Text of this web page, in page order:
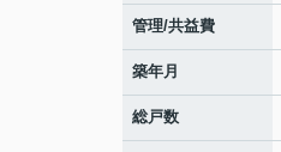
管理/共益費
築年月
総戸数